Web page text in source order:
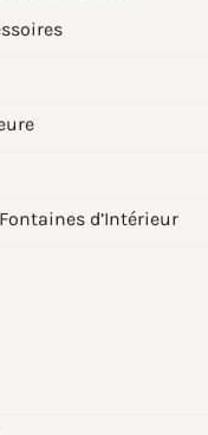
d’Intérieur